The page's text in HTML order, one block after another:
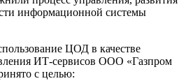
информационной системы
ЦОД в качестве
ИТ-сервисов ООО «Газпром
с целью: